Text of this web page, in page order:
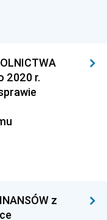
2020 r.
z